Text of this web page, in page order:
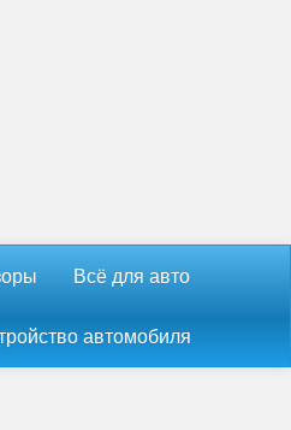
Всё для авто
автомобиля